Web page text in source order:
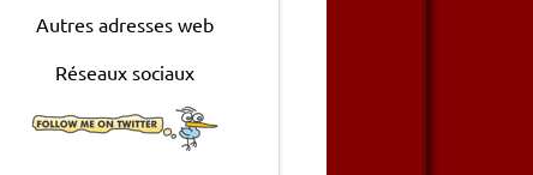
Autres adresses web
Réseaux sociaux